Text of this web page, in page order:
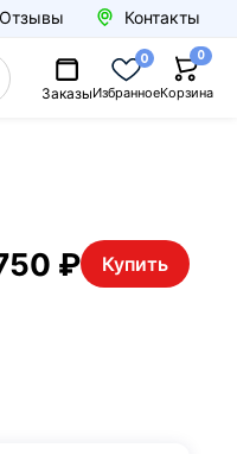
Отзывы Контакты
ЗаказыИзбранное
0
Корзина
0
₽ Купить